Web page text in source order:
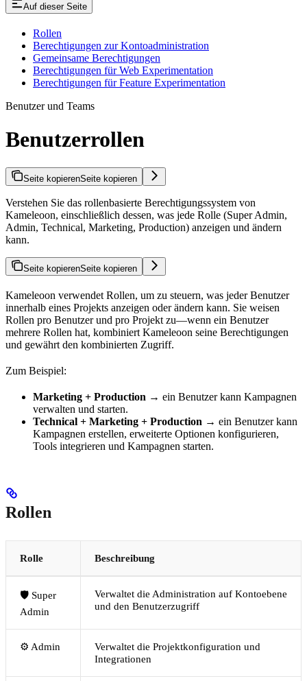
Auf dieser Seite
Rollen
Berechtigungen zur Kontoadministration
Gemeinsame Berechtigungen
Berechtigungen für Web Experimentation
Berechtigungen für Feature Experimentation
Benutzer und Teams
Benutzerrollen
Seite kopierenSeite kopieren
Verstehen Sie das rollenbasierte Berechtigungssystem von
Kameleoon, einschließlich dessen, was jede Rolle (Super Admin,
Admin, Technical, Marketing, Production) anzeigen und ändern
kann.
Seite kopierenSeite kopieren
Kameleoon verwendet Rollen, um zu steuern, was jeder Benutzer
innerhalb eines Projekts anzeigen oder ändern kann. Sie weisen
Rollen pro Benutzer und pro Projekt zu—wenn ein Benutzer
mehrere Rollen hat, kombiniert Kameleoon seine Berechtigungen
und gewährt den kombinierten Zugriff.
Zum Beispiel:
Marketing + Production → ein Benutzer kann Kampagnen
verwalten und starten.
Technical + Marketing + Production → ein Benutzer kann
Kampagnen erstellen, erweiterte Optionen konfigurieren,
Tools integrieren und Kampagnen starten.
Rollen
Rolle Beschreibung
🛡️ Super
Admin
Verwaltet die Administration auf Kontoebene
und den Benutzerzugriff
⚙️ Admin
Verwaltet die Projektkonfiguration und
Integrationen